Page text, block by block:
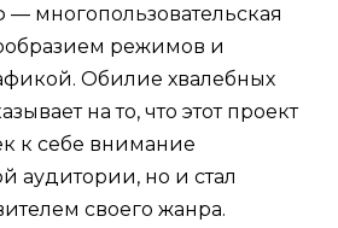
многопользовательская
режимов и
Обилие хвалебных
на то, что этот проект
к себе внимание
аудитории, но и стал
своего жанра.